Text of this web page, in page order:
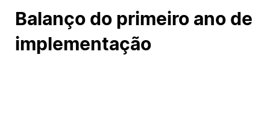
Balanço do primeiro ano de
implementação